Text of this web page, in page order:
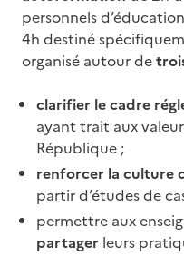
personnels
4h destiné
organisé autour de
clarifier le cadre
ayant trait aux
République ;
renforcer la culture
partir d’études de
permettre aux
partager leurs